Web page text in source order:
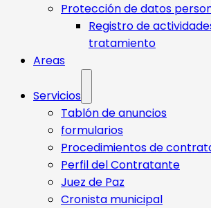
Protección de datos
Registro de
tratamiento
Areas
Servicios
Tablón de anuncios
formularios
Procedimientos de
Perfil del Contratante
Juez de Paz
Cronista municipal